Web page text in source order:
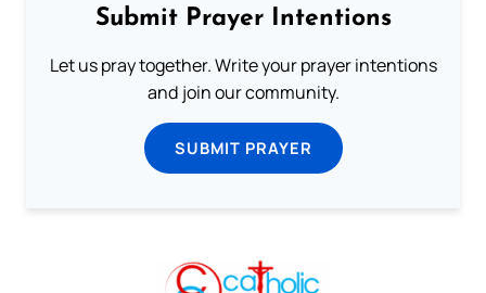
Submit Prayer Intentions
Let us pray together. Write your prayer intentions
and join our community.
SUBMIT PRAYER